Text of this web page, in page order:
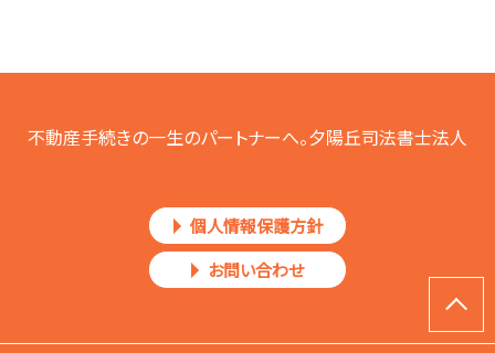
不動産手続きの一生のパートナーへ。夕陽丘司法書士法人
個人情報保護方針
お問い合わせ